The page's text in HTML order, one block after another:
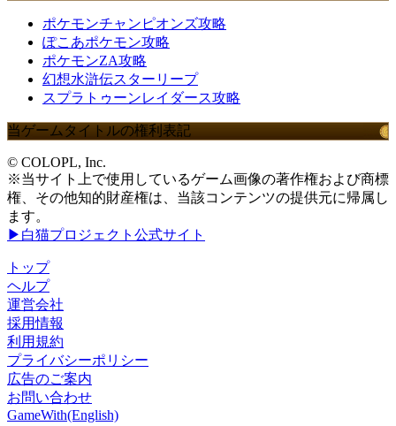
ポケモンチャンピオンズ攻略
ぽこあポケモン攻略
ポケモンZA攻略
幻想水滸伝スターリープ
スプラトゥーンレイダース攻略
当ゲームタイトルの権利表記
© COLOPL, Inc.
※当サイト上で使用しているゲーム画像の著作権および商標
権、その他知的財産権は、当該コンテンツの提供元に帰属し
ます。
▶白猫プロジェクト公式サイト
トップ
ヘルプ
運営会社
採用情報
利用規約
プライバシーポリシー
広告のご案内
お問い合わせ
GameWith(English)